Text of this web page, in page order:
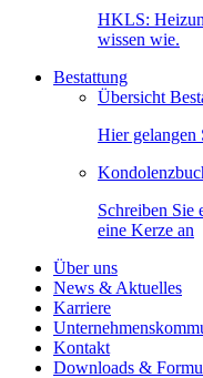
HKLS:
wissen wie.
Bestattung
Übersicht
Hier gelangen
Schreiben Sie
eine Kerze an
Über uns
News & Aktuelles
Karriere
Kontakt
Downloads &